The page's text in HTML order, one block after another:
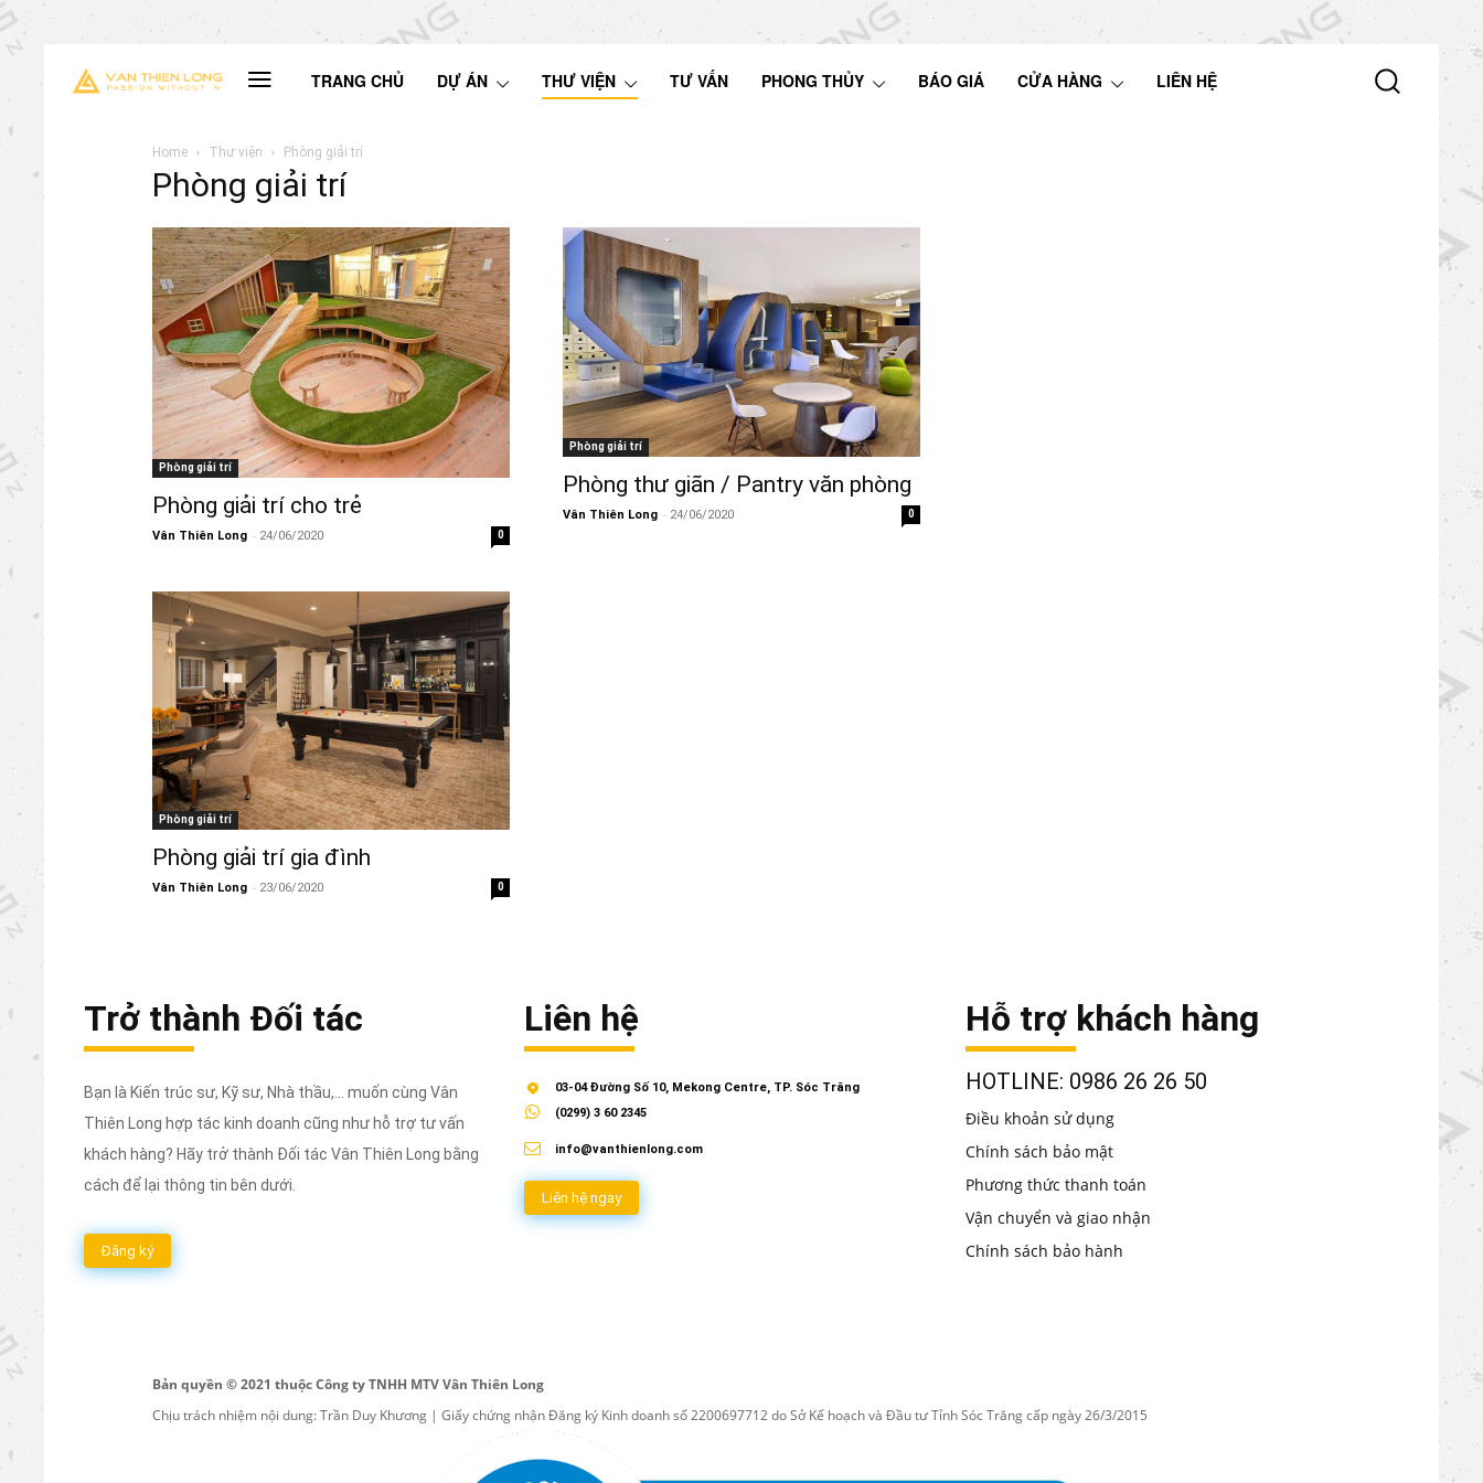
TRANG CHỦ DỰ ÁN THƯ VIỆN TƯ VẤN PHONG THỦY BÁO GIÁ CỬA HÀNG LIÊN HỆ
Home Thư viện Phòng giải trí
Phòng giải trí
Phòng giải trí
Phòng giải trí cho trẻ
Vân Thiên Long - 24/06/2020 0
Phòng giải trí
Phòng thư giãn / Pantry văn phòng
Vân Thiên Long - 24/06/2020 0
Phòng giải trí
Phòng giải trí gia đình
Vân Thiên Long - 23/06/2020 0
Trở thành Đối tác
Bạn là Kiến trúc sư, Kỹ sư, Nhà thầu,... muốn cùng Vân
Thiên Long hợp tác kinh doanh cũng như hỗ trợ tư vấn
khách hàng? Hãy trở thành Đối tác Vân Thiên Long bằng
cách để lại thông tin bên dưới.
Đăng ký
Liên hệ
03-04 Đường Số 10, Mekong Centre, TP. Sóc Trăng
(0299) 3 60 2345
info@vanthienlong.com
Liên hệ ngay
Hỗ trợ khách hàng
HOTLINE: 0986 26 26 50
Điều khoản sử dụng
Chính sách bảo mật
Phương thức thanh toán
Vận chuyển và giao nhận
Chính sách bảo hành
Bản quyền © 2021 thuộc Công ty TNHH MTV Vân Thiên Long
Chịu trách nhiệm nội dung: Trần Duy Khương | Giấy chứng nhận Đăng ký Kinh doanh số 2200697712 do Sở Kế hoạch và Đầu tư Tỉnh Sóc Trăng cấp ngày 26/3/2015